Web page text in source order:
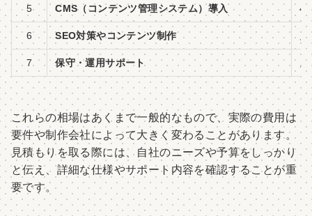
5 CMS（コンテンツ管理システム）導入
6 SEO対策やコンテンツ制作 月
7 保守・運用サポート 月
これらの相場はあくまで一般的なもので、実際の費用は
要件や制作会社によって大きく変わることがあります。
見積もりを取る際には、自社のニーズや予算をしっかり
と伝え、詳細な仕様やサポート内容を確認することが重
要です。